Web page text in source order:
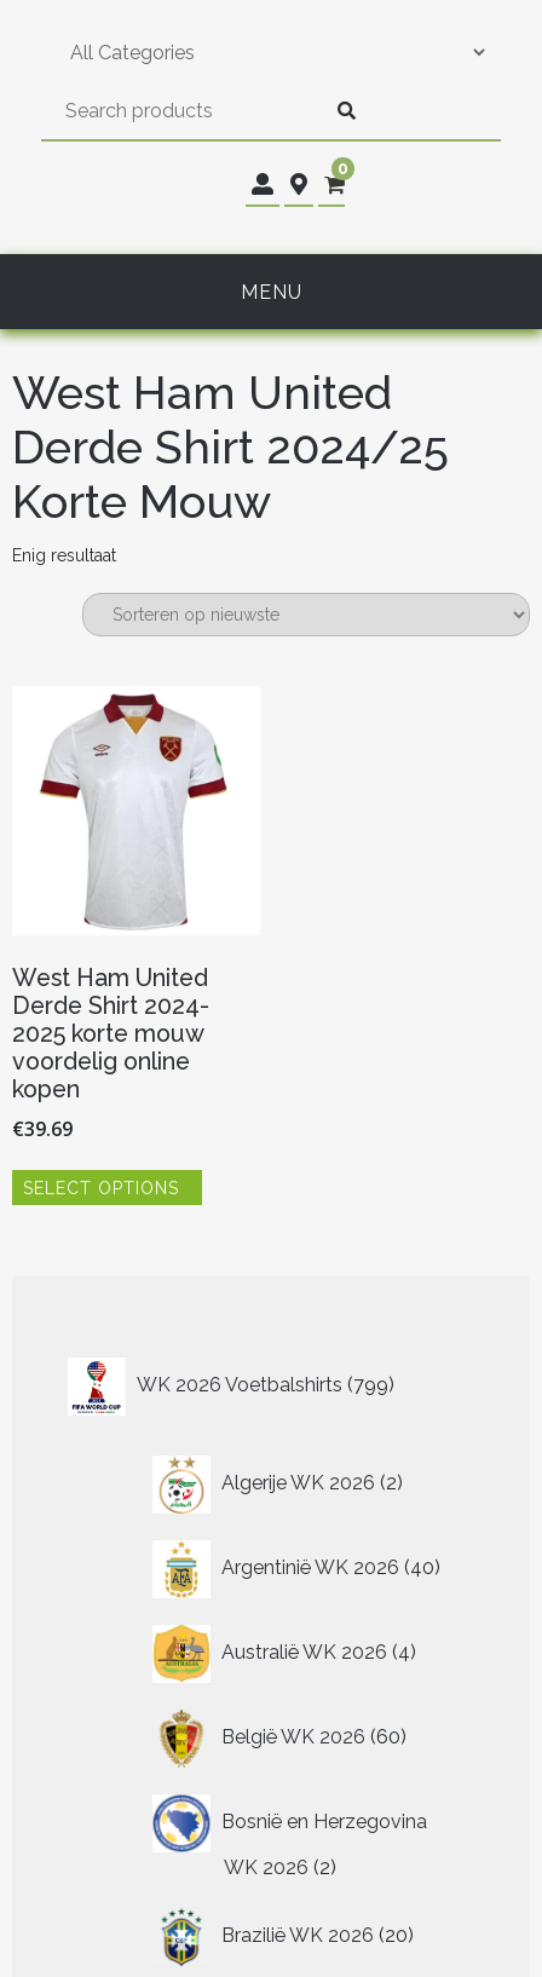
0
MENU
West Ham United
Derde Shirt 2024/25
Korte Mouw
Enig resultaat
West Ham United
Derde Shirt 2024-
2025 korte mouw
voordelig online
kopen
€39.69
SELECT OPTIONS
worden
WK 2026 Voetbalshirts 799
producten
Algerije WK 2026 2
producten
Argentinië WK 2026 40
producten
Australië WK 2026 4
producten
België WK 2026 60
producten
Bosnië en Herzegovina
WK 2026 22
Brazilië WK 2026 20
producten